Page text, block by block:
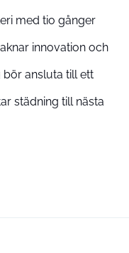
med tio gånger
innovation och
bör ansluta till ett
städning till nästa